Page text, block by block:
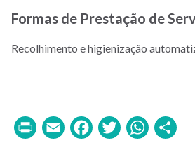
Formas de Prestação de
Recolhimento e higienização
PrintEmailFacebook
Twitter